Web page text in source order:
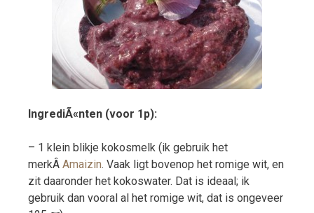
IngrediÃ«nten (voor 1p):
– 1 klein blikje kokosmelk (ik gebruik het
merkÂ Amaizin. Vaak ligt bovenop het romige wit, en
zit daaronder het kokoswater. Dat is ideaal; ik
gebruik dan vooral al het romige wit, dat is ongeveer